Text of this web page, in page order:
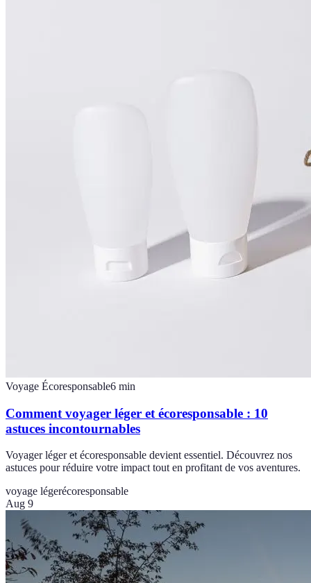
Voyage Écoresponsable6 min
Comment voyager léger et écoresponsable : 10
astuces incontournables
Voyager léger et écoresponsable devient essentiel. Découvrez nos
astuces pour réduire votre impact tout en profitant de vos aventures.
voyage légerécoresponsable
Aug 9